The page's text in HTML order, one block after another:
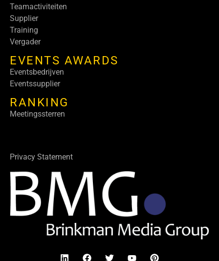
Teamactiviteiten
Supplier
Training
Vergader
EVENTS AWARDS
Eventsbedrijven
Eventssupplier
RANKING
Meetingssterren
Privacy Statement